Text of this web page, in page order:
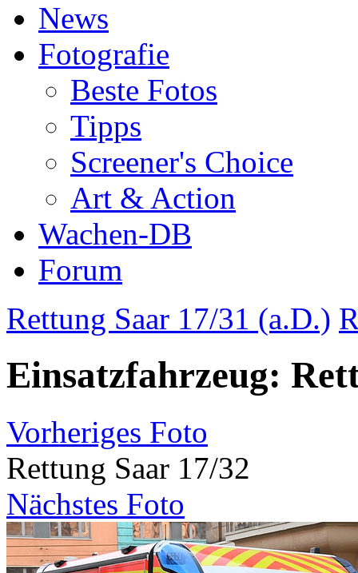
News
Fotografie
Beste Fotos
Tipps
Screener's Choice
Art & Action
Wachen-DB
Forum
Rettung Saar 17/31 (a.D.)
Einsatzfahrzeug:
Vorheriges Foto
Rettung Saar 17/32
Nächstes Foto